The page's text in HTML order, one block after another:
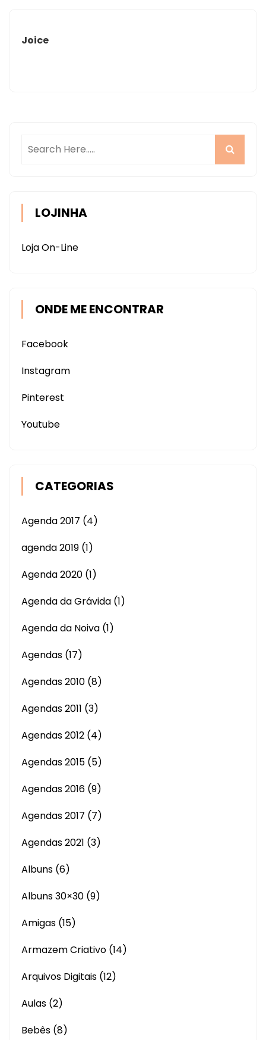
Joice
LOJINHA
Loja On-Line
ONDE ME ENCONTRAR
Facebook
Instagram
Pinterest
Youtube
CATEGORIAS
Agenda 2017 (4)
agenda 2019 (1)
Agenda 2020 (1)
Agenda da Grávida (1)
Agenda da Noiva (1)
Agendas (17)
Agendas 2010 (8)
Agendas 2011 (3)
Agendas 2012 (4)
Agendas 2015 (5)
Agendas 2016 (9)
Agendas 2017 (7)
Agendas 2021 (3)
Albuns (6)
Albuns 30×30 (9)
Amigas (15)
Armazem Criativo (14)
Arquivos Digitais (12)
Aulas (2)
Bebês (8)